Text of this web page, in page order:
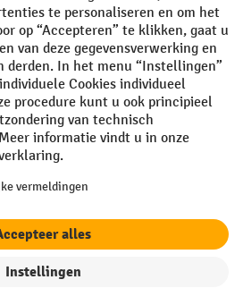
Instellingen
costs and possible delivery charges,
voorraad strekt. De korting is niet van
Een combinatie met andere
is niet mogelijk. | ² De korting
dagen geldig en kan online worden
en is maximaal 10%. Elektrische
elektrische heftrucks en
kortingspercentages of vouchers.